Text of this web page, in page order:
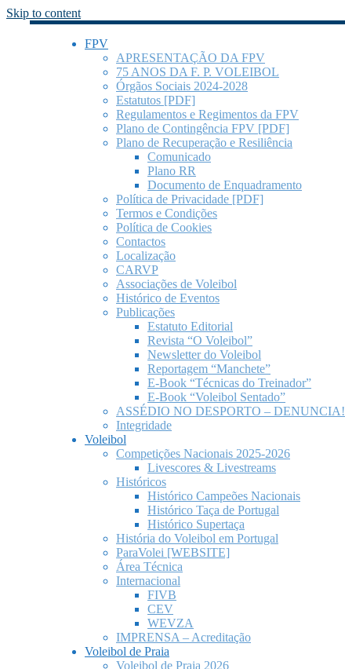
Skip to content
FPV
APRESENTAÇÃO DA FPV
75 ANOS DA F. P. VOLEIBOL
Órgãos Sociais 2024-2028
Estatutos [PDF]
Regulamentos e Regimentos da FPV
Plano de Contingência FPV [PDF]
Plano de Recuperação e Resiliência
Comunicado
Plano RR
Documento de Enquadramento
Política de Privacidade [PDF]
Termos e Condições
Política de Cookies
Contactos
Localização
CARVP
Associações de Voleibol
Histórico de Eventos
Publicações
Estatuto Editorial
Revista “O Voleibol”
Newsletter do Voleibol
Reportagem “Manchete”
E-Book “Técnicas do Treinador”
E-Book “Voleibol Sentado”
ASSÉDIO NO DESPORTO – DENUNCIA!
Integridade
Voleibol
Competições Nacionais 2025-2026
Livescores & Livestreams
Históricos
Histórico Campeões Nacionais
Histórico Taça de Portugal
Histórico Supertaça
História do Voleibol em Portugal
ParaVolei [WEBSITE]
Área Técnica
Internacional
FIVB
CEV
WEVZA
IMPRENSA – Acreditação
Voleibol de Praia
Voleibol de Praia 2026